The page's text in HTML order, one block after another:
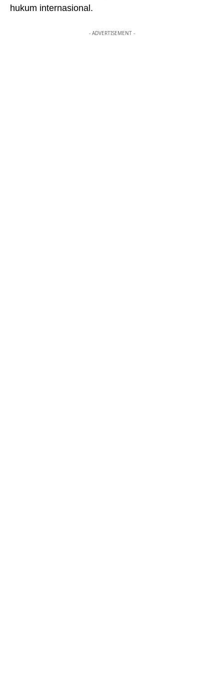
hukum internasional.
- ADVERTISEMENT -